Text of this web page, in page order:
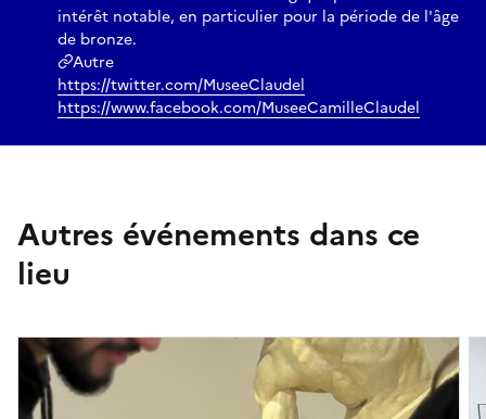
intérêt notable, en particulier pour la période de l'âge
de bronze.
Autre
https://twitter.com/MuseeClaudel
https://www.facebook.com/MuseeCamilleClaudel
Autres événements dans ce
lieu